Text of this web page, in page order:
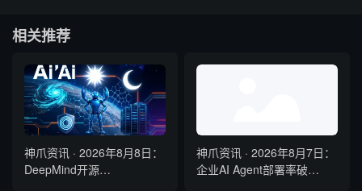
相关推荐
神爪资讯 · 2026年8月8日：
DeepMind开源
神爪资讯 · 2026年8月7日：
企业AI Agent部署率破